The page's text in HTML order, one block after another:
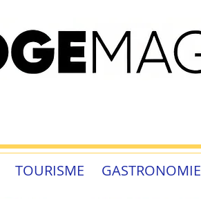
TOURISME GASTRONOMIE